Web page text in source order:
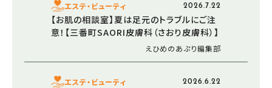
エステ・ビューティ 2026.7.22
【お肌の相談室】夏は足元のトラブルにご注
意！【三番町SAORI皮膚科（さおり皮膚科）】
えひめのあぷり編集部
エステ・ビューティ 2026.6.22